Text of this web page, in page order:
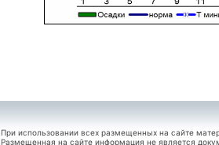
При использовании всех размещенных на сайте
Размещенная на сайте информация не является